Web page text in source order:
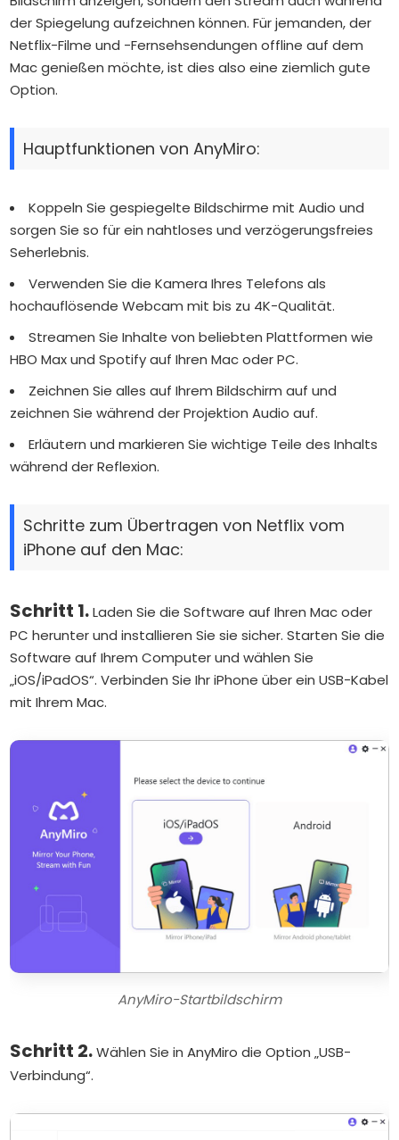
der Spiegelung aufzeichnen können. Für jemanden, der
Netflix-Filme und -Fernsehsendungen offline auf dem
Mac genießen möchte, ist dies also eine ziemlich gute
Option.
Hauptfunktionen von AnyMiro:
Koppeln Sie gespiegelte Bildschirme mit Audio und
sorgen Sie so für ein nahtloses und verzögerungsfreies
Seherlebnis.
Verwenden Sie die Kamera Ihres Telefons als
hochauflösende Webcam mit bis zu 4K-Qualität.
Streamen Sie Inhalte von beliebten Plattformen wie
HBO Max und Spotify auf Ihren Mac oder PC.
Zeichnen Sie alles auf Ihrem Bildschirm auf und
zeichnen Sie während der Projektion Audio auf.
Erläutern und markieren Sie wichtige Teile des Inhalts
während der Reflexion.
Schritte zum Übertragen von Netflix vom
iPhone auf den Mac:
Schritt 1.Laden Sie die Software auf Ihren Mac oder
PC herunter und installieren Sie sie sicher. Starten Sie die
Software auf Ihrem Computer und wählen Sie
„iOS/iPadOS“. Verbinden Sie Ihr iPhone über ein USB-Kabel
mit Ihrem Mac.
AnyMiro-Startbildschirm
Schritt 2.Wählen Sie in AnyMiro die Option „USB-
Verbindung“.